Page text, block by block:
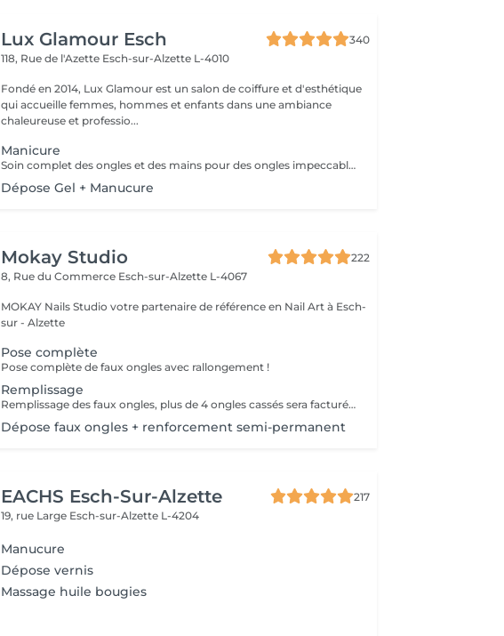
Lux Glamour Esch
340
118, Rue de l'Azette Esch-sur-Alzette L-4010
Fondé en 2014, Lux Glamour est un salon de coiffure et d'esthétique
qui accueille femmes, hommes et enfants dans une ambiance
chaleureuse et professio...
Manicure
Soin complet des ongles et des mains pour des ongles impeccables et une peau douce. Choisissez entre finition classique, vernis ou nail art pour sublimer vos mains avec élégance.
Dépose Gel + Manucure
Mokay Studio
222
8, Rue du Commerce Esch-sur-Alzette L-4067
MOKAY Nails Studio votre partenaire de référence en Nail Art à Esch-
sur - Alzette
Pose complète
Pose complète de faux ongles avec rallongement !
Remplissage
Remplissage des faux ongles, plus de 4 ongles cassés sera facturé une nouvelle pose !Le remplissage doit être effectué dans les 4 semaines à compter du jour de la pose, les 4 semaines dépassées vous sera facturé un supplément de 10€! Tout changement de format vous sera également facturé !
Dépose faux ongles + renforcement semi-permanent
EACHS Esch-Sur-Alzette
217
19, rue Large Esch-sur-Alzette L-4204
Manucure
Dépose vernis
Massage huile bougies